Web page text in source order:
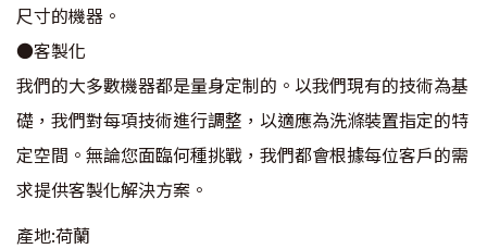
尺寸的機器。
●客製化
我們的大多數機器都是量身定制的。以我們現有的技術為基
礎，我們對每項技術進行調整，以適應為洗滌裝置指定的特
定空間。無論您面臨何種挑戰，我們都會根據每位客戶的需
求提供客製化解決方案。
產地:荷蘭